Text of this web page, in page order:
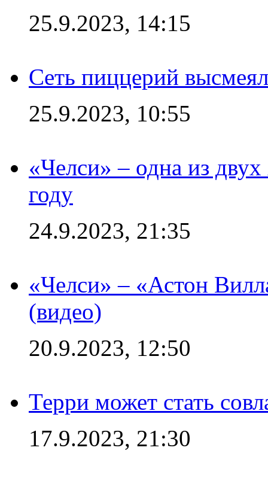
25.9.2023, 14:15
Сеть пиццерий
25.9.2023, 10:55
«Челси» – одна из
году
24.9.2023, 21:35
«Челси» – «Астон
(видео)
20.9.2023, 12:50
Терри может стать
17.9.2023, 21:30